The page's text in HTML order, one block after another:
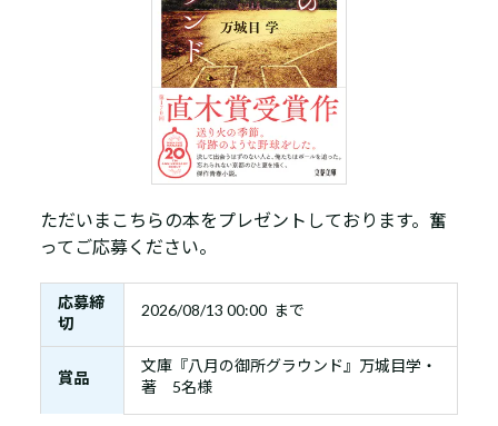
ただいまこちらの本をプレゼントしております。奮
ってご応募ください。
応募締
切
2026/08/13 00:00 まで
賞品
文庫『八月の御所グラウンド』万城目学・
著 5名様